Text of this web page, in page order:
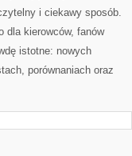
i ciekawy sposób.
dla kierowców, fanów
istotne: nowych
porównaniach oraz